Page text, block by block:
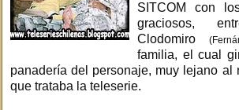
SITCOM con
graciosos,
Clodomiro
familia, el cual
panadería del personaje, muy lejano al
que trataba la teleserie.